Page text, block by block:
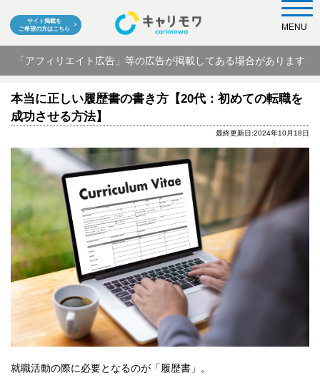
サイト掲載を
ご希望の方はこちら
「アフィリエイト広告」等の広告が掲載してある場合があります
MENU
本当に正しい履歴書の書き方【20代：初めての転職を
成功させる方法】
最終更新日:2024年10月18日
就職活動の際に必要となるのが「履歴書」。